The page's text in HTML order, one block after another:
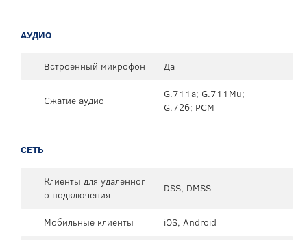
АУДИО
Встроенный микрофон Да
Сжатие аудио
G.711a; G.711Mu;
G.726; PCM
СЕТЬ
Клиенты для удаленног
о подключения
DSS, DMSS
Мобильные клиенты iOS, Android